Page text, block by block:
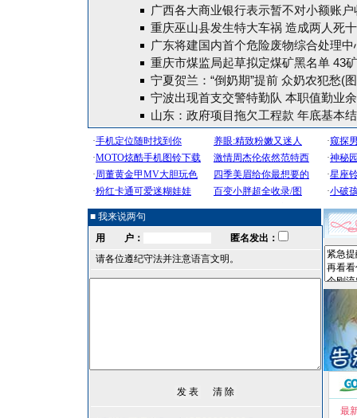
广西各大商业银行表示暂不对小额账
重庆巫山县发生特大车祸 造成两人死
广东将建国内首个危险废物综合处理中
重庆市煤监局起草拟定煤矿黑名单 43
宁夏贺兰：“倒奶期”提前 众奶农犯愁(
宁波出现首支交警特勤队 本职值勤业
山东：政府项目拖欠工程款 年底基本
■ 我来说两句
用 户：
匿名发出：
请各位遵纪守法并注意语言文明。
最